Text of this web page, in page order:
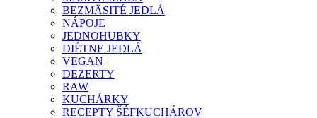
BEZMÄSITÉ JEDLÁ
NÁPOJE
JEDNOHUBKY
DIÉTNE JEDLÁ
VEGAN
DEZERTY
RAW
KUCHÁRKY
RECEPTY ŠÉFKUCHÁROV